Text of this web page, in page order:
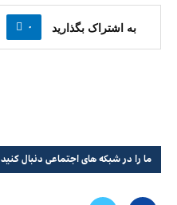
به اشتراک بگذارید ۰
ما را در شبکه های اجتماعی دنبال کنید